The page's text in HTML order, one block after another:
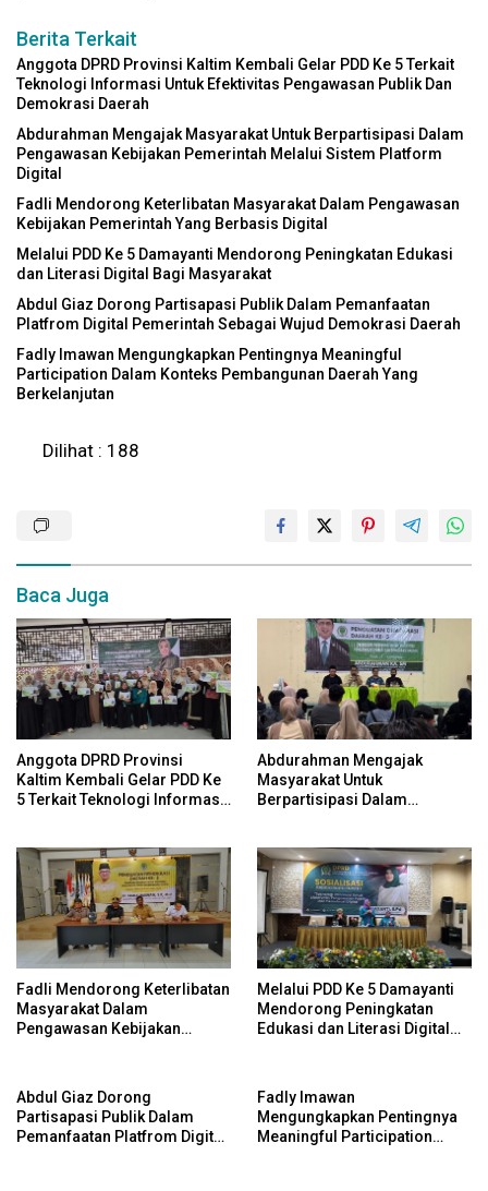
Berita Terkait
Anggota DPRD Provinsi Kaltim Kembali Gelar PDD Ke 5 Terkait
Teknologi Informasi Untuk Efektivitas Pengawasan Publik Dan
Demokrasi Daerah
Abdurahman Mengajak Masyarakat Untuk Berpartisipasi Dalam
Pengawasan Kebijakan Pemerintah Melalui Sistem Platform
Digital
Fadli Mendorong Keterlibatan Masyarakat Dalam Pengawasan
Kebijakan Pemerintah Yang Berbasis Digital
Melalui PDD Ke 5 Damayanti Mendorong Peningkatan Edukasi
dan Literasi Digital Bagi Masyarakat
Abdul Giaz Dorong Partisapasi Publik Dalam Pemanfaatan
Platfrom Digital Pemerintah Sebagai Wujud Demokrasi Daerah
Fadly Imawan Mengungkapkan Pentingnya Meaningful
Participation Dalam Konteks Pembangunan Daerah Yang
Berkelanjutan
Dilihat : 188
Baca Juga
Anggota DPRD Provinsi
Kaltim Kembali Gelar PDD Ke
5 Terkait Teknologi Informasi
Abdurahman Mengajak
Masyarakat Untuk
Berpartisipasi Dalam
Platform Digital
Fadli Mendorong Keterlibatan
Masyarakat Dalam
Pengawasan Kebijakan
Melalui PDD Ke 5 Damayanti
Mendorong Peningkatan
Edukasi dan Literasi Digital
Abdul Giaz Dorong
Partisapasi Publik Dalam
Pemanfaatan Platfrom Digital
Fadly Imawan
Mengungkapkan Pentingnya
Meaningful Participation